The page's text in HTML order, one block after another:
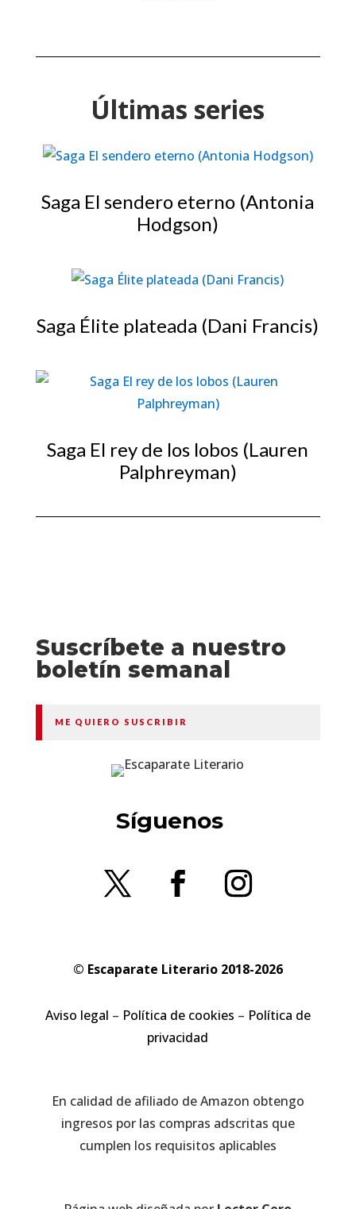
Últimas series
Saga El sendero eterno (Antonia
Hodgson)
Saga Élite plateada (Dani Francis)
Saga El rey de los lobos (Lauren
Palphreyman)
Suscríbete a nuestro
boletín semanal
ME QUIERO SUSCRIBIR
Síguenos
© Escaparate Literario 2018-2026
Aviso legal – Política de cookies – Política de
privacidad
En calidad de afiliado de Amazon obtengo
ingresos por las compras adscritas que
cumplen los requisitos aplicables